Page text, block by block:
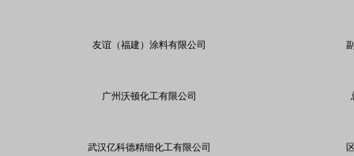
友谊（福建）涂料有限公司
广州沃顿化工有限公司
武汉亿科德精细化工有限公司